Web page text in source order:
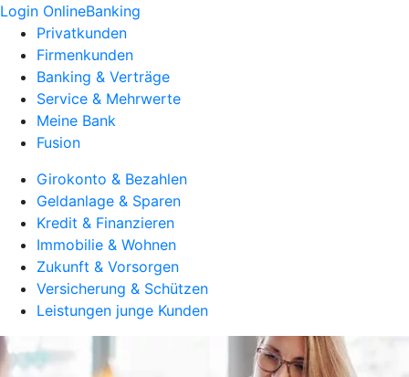
Login OnlineBanking
Privatkunden
Firmenkunden
Banking & Verträge
Service & Mehrwerte
Meine Bank
Fusion
Girokonto & Bezahlen
Geldanlage & Sparen
Kredit & Finanzieren
Immobilie & Wohnen
Zukunft & Vorsorgen
Versicherung & Schützen
Leistungen junge Kunden